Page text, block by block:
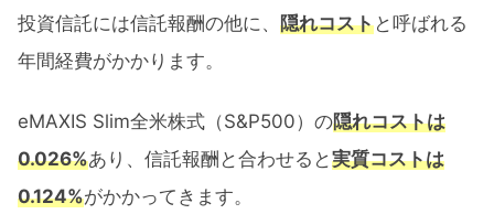
投資信託には信託報酬の他に、 隠れコストと呼ばれる
年間経費がかかります。
eMAXIS Slim全米株式（S&P500）の隠れコストは
0.026%あり、信託報酬と合わせると実質コストは
0.124%がかかってきます。